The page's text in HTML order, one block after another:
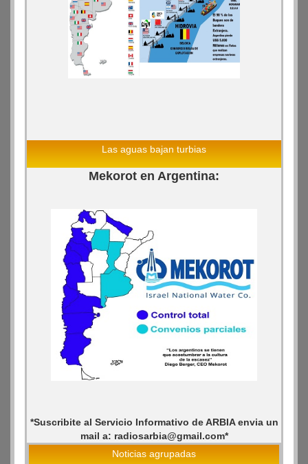
Las aguas bajan turbias
Mekorot en Argentina:
*Suscribite al Servicio Informativo de ARBIA envia un
mail a: radiosarbia@gmail.com*
Noticias agrupadas